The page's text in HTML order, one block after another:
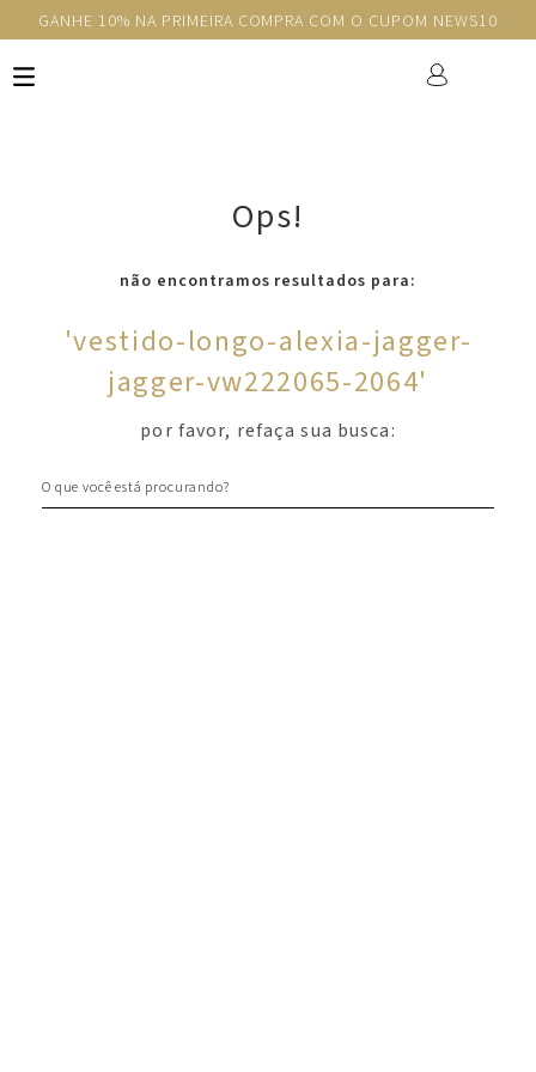
GANHE 10% NA PRIMEIRA COMPRA COM O CUPOM NEWS10
Ops!
não encontramos resultados para:
'vestido-longo-alexia-jagger-
jagger-vw222065-2064'
por favor, refaça sua busca: